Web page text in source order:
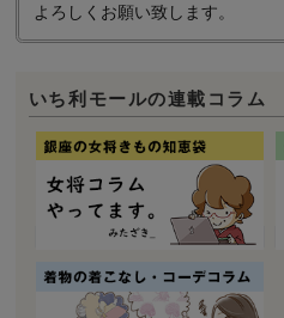
よろしくお願い致します。
いち利モールの連載コラム